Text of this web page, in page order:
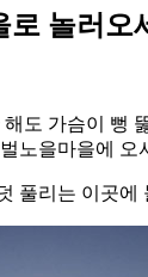
로 놀러오
도 가슴이 뻥
노을마을에
풀리는 이곳에